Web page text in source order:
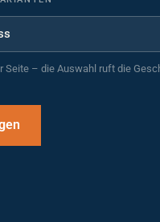
Seite – die Auswahl ruft die